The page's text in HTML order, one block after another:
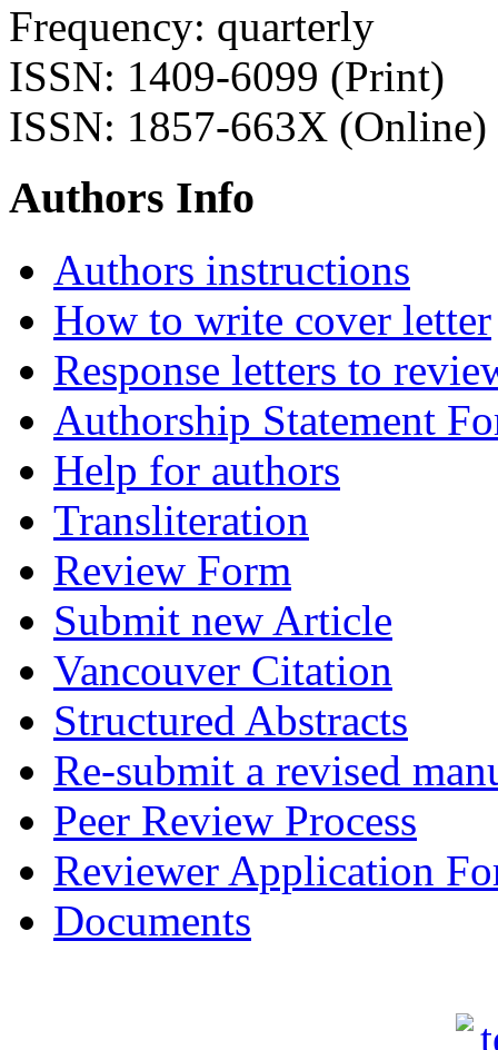
Frequency: quarterly
ISSN: 1409-6099 (Print)
ISSN: 1857-663X (Online)
Authors Info
Authors instructions
How to write cover letter
Response letters to
Authorship Statement
Help for authors
Transliteration
Review Form
Submit new Article
Vancouver Citation
Structured Abstracts
Re-submit a revised
Peer Review Process
Reviewer Application
Documents